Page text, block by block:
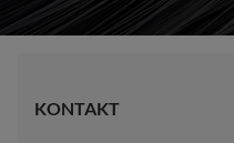
KONTAKT